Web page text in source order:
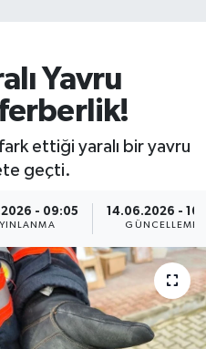
Yavru
fark ettiği yaralı bir yavru
geçti.
- 09:05 14.06.2026 -
GÜNCELLEME